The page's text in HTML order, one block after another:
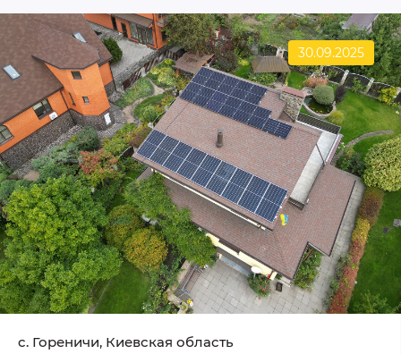
30.09.2025
c. Гореничи, Киевская область